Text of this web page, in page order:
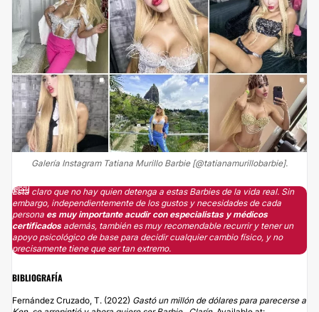
Galería Instagram Tatiana Murillo Barbie [@tatianamurillobarbie].
Está claro que no hay quien detenga a estas Barbies de la vida real. Sin
embargo, independientemente de los gustos y necesidades de cada
persona es muy importante acudir con especialistas y médicos
certificados además, también es muy recomendable recurrir y tener un
apoyo psicológico de base para decidir cualquier cambio físico, y no
precisamente tiene que ser tan extremo.
BIBLIOGRAFÍA
Fernández Cruzado, T. (2022) Gastó un millón de dólares para parecerse a